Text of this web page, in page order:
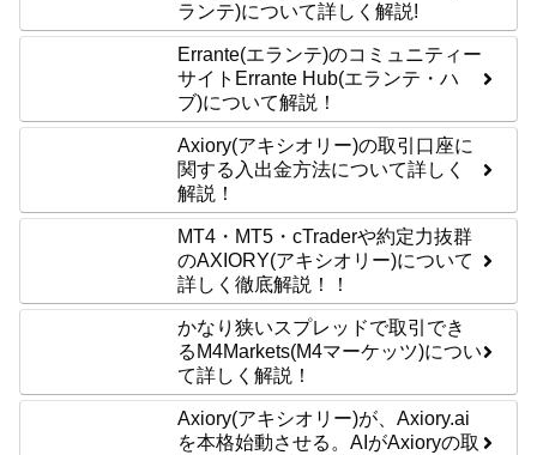
ランテ)について詳しく解説!
Errante(エランテ)のコミュニティー
サイトErrante Hub(エランテ・ハ
ブ)について解説！
Axiory(アキシオリー)の取引口座に
関する入出金方法について詳しく
解説！
MT4・MT5・cTraderや約定力抜群
のAXIORY(アキシオリー)について
詳しく徹底解説！！
かなり狭いスプレッドで取引でき
るM4Markets(M4マーケッツ)につい
て詳しく解説！
Axiory(アキシオリー)が、Axiory.ai
を本格始動させる。AIがAxioryの取